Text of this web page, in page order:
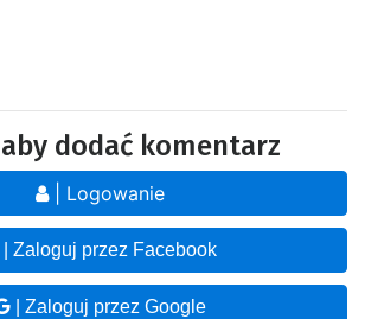
dodać komentarz
| Logowanie
| Zaloguj przez Facebook
| Zaloguj przez Google